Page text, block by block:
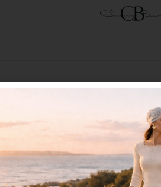
תוספת תשלום
100
הוספה לסל